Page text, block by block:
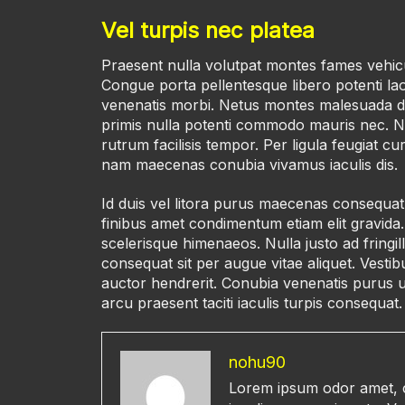
Vel turpis nec platea
Praesent nulla volutpat montes fames
Congue porta pellentesque libero potenti
venenatis morbi. Netus montes malesuada
primis nulla potenti commodo mauris nec.
rutrum facilisis tempor. Per ligula feugiat
nam maecenas conubia vivamus iaculis dis.
Id duis vel litora purus maecenas
finibus amet condimentum etiam elit
scelerisque himenaeos. Nulla justo ad
consequat sit per augue vitae aliquet.
auctor hendrerit. Conubia venenatis purus
arcu praesent taciti iaculis turpis consequat.
nohu90
Lorem ipsum odor amet,